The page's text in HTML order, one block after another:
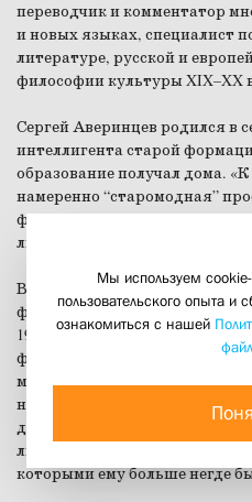
переводчик и комментатор
и новых языках, специалист
литературе, русской и
философии культуры XIX–XX
Сергей Аверинцев родился в
интеллигента старой
образование получал дома.
намеренно “старомодная”
филология, изучение
литературы», – пишет
В 1961 году он окончил
филологического факультета
1967 году защитил
филологии «Плутарх и
месте классика жанра в
награждён премией
докторская диссертация
литературы» открыла
которыми ему больше негде
Мы используем
пользовательского опыта и
ознакомиться с нашей